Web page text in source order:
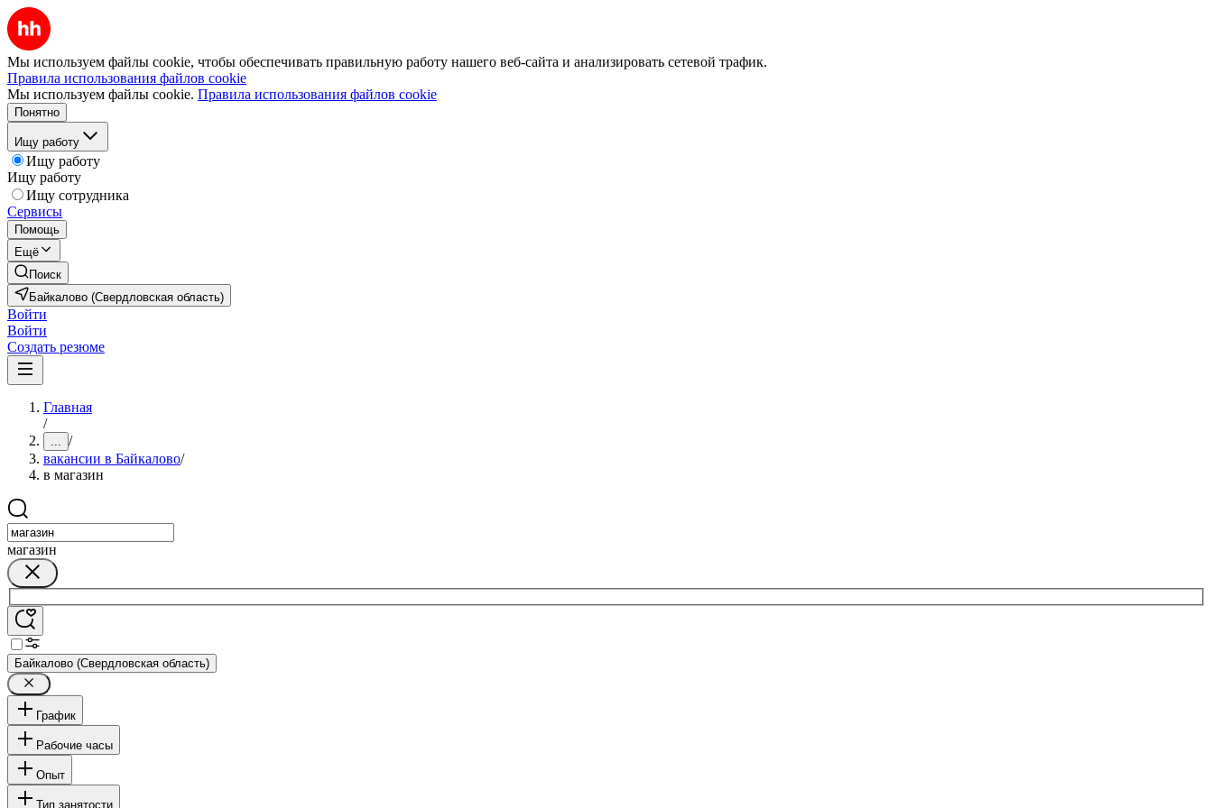
Мы используем файлы cookie, чтобы обеспечивать правильную работу нашего веб-сайта и анализировать сетевой трафик.
Правила использования файлов cookie
Мы используем файлы cookie. Правила использования файлов cookie
Понятно
Ищу работу
Ищу работу
Ищу работу
Ищу сотрудника
Сервисы
Помощь
Ещё
Поиск
Байкалово (Свердловская область)
Войти
Войти
Создать резюме
Главная
/
... /
вакансии в Байкалово/
в магазин
магазин
Байкалово (Свердловская область)
График
Рабочие часы
Опыт
Тип занятости